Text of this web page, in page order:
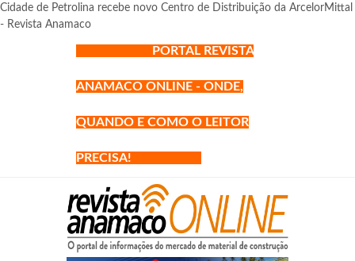
Cidade de Petrolina recebe novo Centro de Distribuição da ArcelorMittal
- Revista Anamaco
PORTAL REVISTA
ANAMACO ONLINE - ONDE,
QUANDO E COMO O LEITOR
PRECISA!